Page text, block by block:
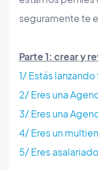
seguramente te
Parte 1: crear y
1/ Estás
2/ Eres una
3/ Eres una
4/ Eres un
5/ Eres